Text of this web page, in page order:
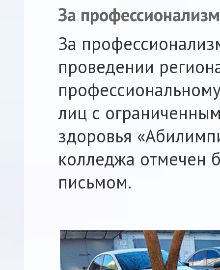
За
За
проведении
лиц с
здоровья
колледжа отмечен
письмом.